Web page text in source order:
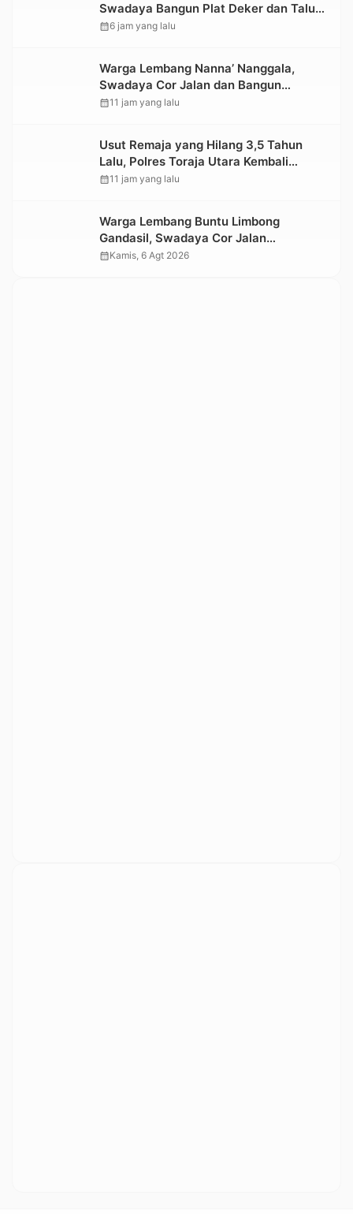
Swadaya Bangun Plat Deker dan Talut
Jalan Penghubung Antar Lembang
calendar_month6 jam yang lalu
Warga Lembang Nanna’ Nanggala,
Swadaya Cor Jalan dan Bangun
Jembatan
calendar_month11 jam yang lalu
Usut Remaja yang Hilang 3,5 Tahun
Lalu, Polres Toraja Utara Kembali
Datangi TKP
calendar_month11 jam yang lalu
Warga Lembang Buntu Limbong
Gandasil, Swadaya Cor Jalan
Sepanjang 500 Meter
calendar_monthKamis, 6 Agt 2026